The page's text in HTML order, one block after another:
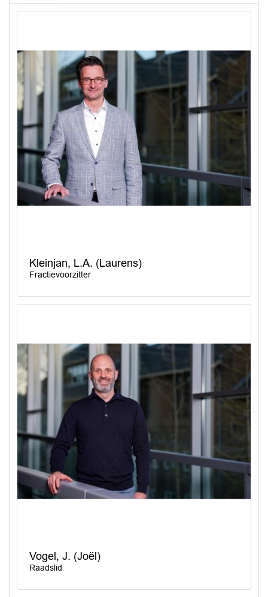
Kleinjan, L.A. (Laurens)
Fractievoorzitter
Vogel, J. (Joël)
Raadslid